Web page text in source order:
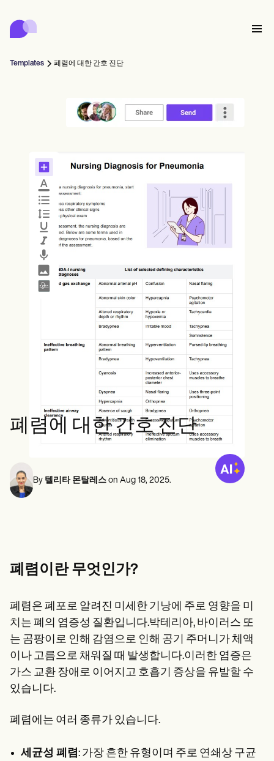
Product
스케줄링
건강 기록
Community
솔로 프랙티셔너
신규 실무자
음성 언어 병리학자
척추 지압 요법사
정신 건강 전문가
사회 복지사
마사지 테라피스트
앱 가이드
슈퍼빌 템플릿
비누 노트 템플릿
치료 계획 템플릿
Help Center
Demos
Switch to Carepatron
Become a Partner
Pricing
Why Carepatron?
Login
Get started
Automatic reminders
메시지
Client messaging
SMS and email
Telehealth video
In session notes
AI Scribe
Clinical notes
완료
ePrescribe
NEW
Treatment plans
Invoicing and payments
Insurance claims
병원 관리
규정 준수 및 보안
Carepatron AI
전체 워크플로우 보기
Counselors
Mental health
Psychologists
Therapists
Medical
Dentists
Nurse practitioners
Nurses
Physicians
Psychiatrists
Allied
Dietitians
Nutritionists
Occupational therapists
Physical therapists
Social workers
Speech therapists
Wellness
Acupuncturists
Chiropractors
Health coaches
Life coaches
Massage therapists
Get started for free
Book a demo
Templates 폐렴에 대한 간호 진단
폐렴에 대한 간호 진단
By 텔리타 몬탈레스 on Aug 18, 2025.
폐렴이란 무엇인가?
폐렴은 폐포로 알려진 미세한 기낭에 주로 영향을 미
치는 폐의 염증성 질환입니다.박테리아, 바이러스 또
는 곰팡이로 인해 감염으로 인해 공기 주머니가 체액
이나 고름으로 채워질 때 발생합니다.이러한 염증은
가스 교환 장애로 이어지고 호흡기 증상을 유발할 수
있습니다.
폐렴에는 여러 종류가 있습니다.
세균성 폐렴: 가장 흔한 유형이며 주로 연쇄상 구균